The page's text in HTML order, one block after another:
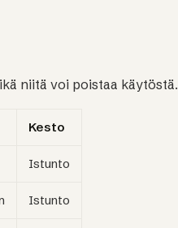
niitä voi poistaa käytöstä.
Kesto
Istunto
Istunto